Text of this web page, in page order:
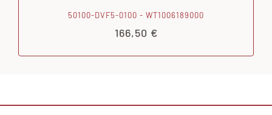
50100-DVF5-0100 - WT1006189000
166,50 €